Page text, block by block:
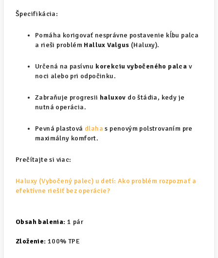
Špecifikácia:
Pomáha korigovať nesprávne postavenie kĺbu palca
a rieši problém Hallux Valgus (Haluxy).
Určená na pasívnu korekciu vybočeného palca v
noci alebo pri odpočinku.
Zabraňuje progresii haluxov do štádia, kedy je
nutná operácia.
Pevná plastová dlaha s penovým polstrovaním pre
maximálny komfort.
Prečítajte si viac:
Haluxy (Vybočený palec) u detí: Ako problém rozpoznať a
efektívne riešiť bez operácie?
Obsah balenia: 1 pár
Zloženie: 100% TPE